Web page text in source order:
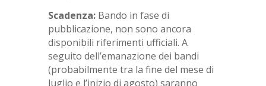
Scadenza: Bando in fase di
pubblicazione, non sono ancora
disponibili riferimenti ufficiali. A
seguito dell’emanazione dei bandi
(probabilmente tra la fine del mese di
luglio e l’inizio di agosto) saranno